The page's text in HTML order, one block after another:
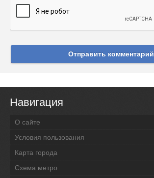
Отправить комментарий
Навигация
О сайте
Условия пользования
Карта города
Схема метро